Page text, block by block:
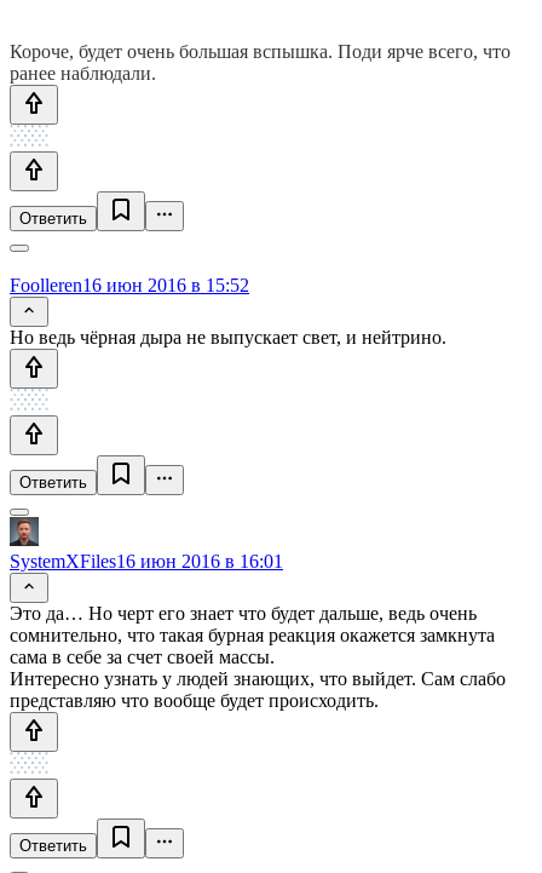
Короче, будет очень большая вспышка. Поди ярче всего, что
ранее наблюдали.
Ответить
Foolleren16 июн 2016 в 15:52
Но ведь чёрная дыра не выпускает свет, и нейтрино.
Ответить
SystemXFiles16 июн 2016 в 16:01
Это да… Но черт его знает что будет дальше, ведь очень
сомнительно, что такая бурная реакция окажется замкнута
сама в себе за счет своей массы.
Интересно узнать у людей знающих, что выйдет. Сам слабо
представляю что вообще будет происходить.
Ответить